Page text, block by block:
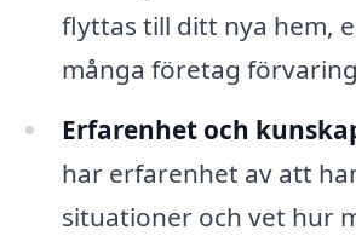
flyttas till ditt nya hem,
många företag
Erfarenhet och
har erfarenhet av att
situationer och vet hur